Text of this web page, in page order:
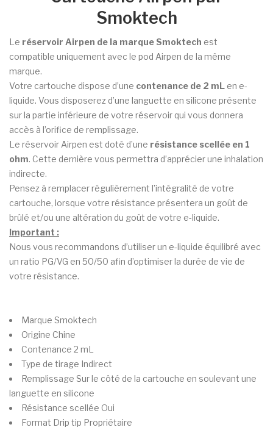
Smoktech
Le réservoir Airpen de la marque Smoktech est
compatible uniquement avec le pod Airpen de la même
marque.
Votre cartouche dispose d’une contenance de 2 mL en e-
liquide. Vous disposerez d’une languette en silicone présente
sur la partie inférieure de votre réservoir qui vous donnera
accès à l’orifice de remplissage.
Le réservoir Airpen est doté d’une résistance scellée en 1
ohm. Cette dernière vous permettra d’apprécier une inhalation
indirecte.
Pensez à remplacer régulièrement l’intégralité de votre
cartouche, lorsque votre résistance présentera un goût de
brûlé et/ou une altération du goût de votre e-liquide.
Important :
Nous vous recommandons d’utiliser un e-liquide équilibré avec
un ratio PG/VG en 50/50 afin d’optimiser la durée de vie de
votre résistance.
Marque Smoktech
Origine Chine
Contenance 2 mL
Type de tirage Indirect
Remplissage Sur le côté de la cartouche en soulevant une
languette en silicone
Résistance scellée Oui
Format Drip tip Propriétaire